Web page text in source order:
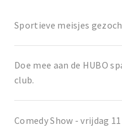
Sportieve meisjes
Doe mee aan de HUBO
club.
Comedy Show - vrijdag